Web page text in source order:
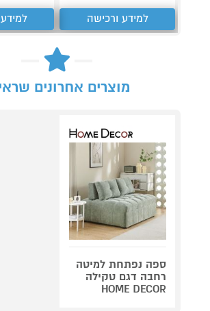
למידע ורכישה
מוצרים אחרונים
ספה נפתחת למיטה
רחבה דגם טקילה
HOME DECOR